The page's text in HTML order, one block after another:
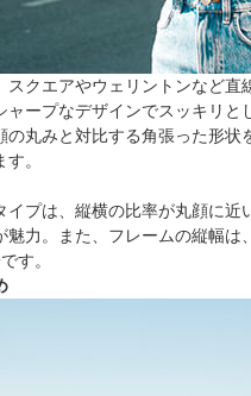
スクエアやウェリントンなど直
ャープなデザインでスッキリと
の丸みと対比する角張った形状
。
イプは、縦横の比率が丸顔に近
魅力。また、フレームの縦幅は
す。